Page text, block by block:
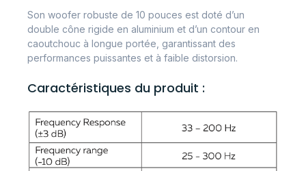
Son woofer robuste de 10 pouces est doté d’un
double cône rigide en aluminium et d’un contour en
caoutchouc à longue portée, garantissant des
performances puissantes et à faible distorsion.
Caractéristiques du produit :